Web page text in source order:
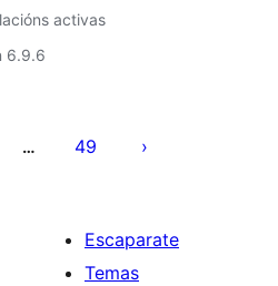
activas
6.9.6
… 49
Escaparate
Temas